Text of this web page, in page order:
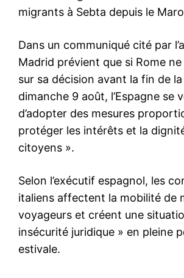
Le président sénégalais
reçoit une délégation de la
Tariqa Tijaniyya
17 February 2026
In "Religion & Diplomatie"